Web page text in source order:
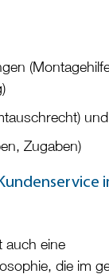
Zugaben)
auch eine
die im